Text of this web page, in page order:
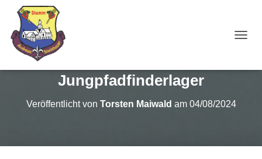
Jungpfadfinderlager
Veröffentlicht von Torsten Maiwald am 04/08/2024